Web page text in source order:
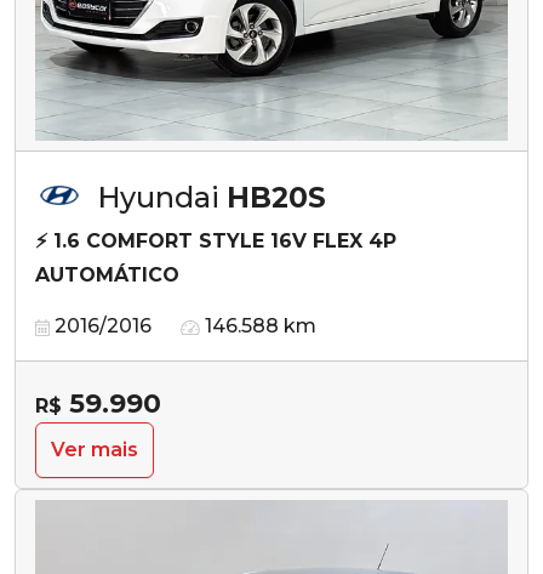
Hyundai HB20S
⚡ 1.6 COMFORT STYLE 16V FLEX 4P
AUTOMÁTICO
2016/2016 146.588 km
R$ 59.990
Ver mais